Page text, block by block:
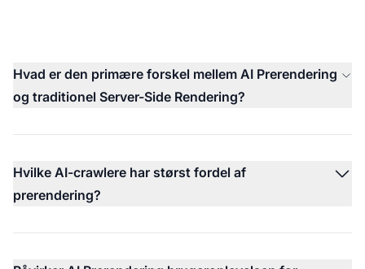
Hvad er den primære forskel mellem AI Prerendering
og traditionel Server-Side Rendering?
Hvilke AI-crawlere har størst fordel af
prerendering?